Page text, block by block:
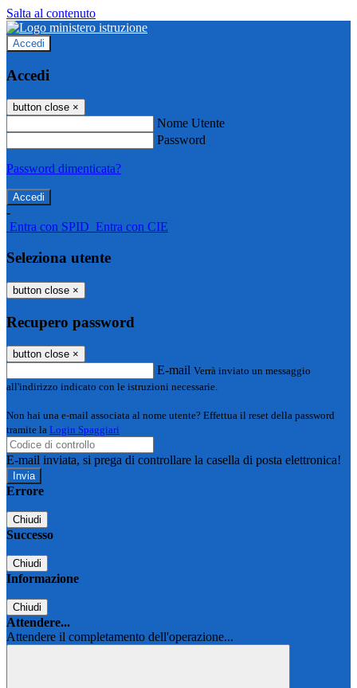
Salta al contenuto
Accedi
Accedi
button close ×
Nome Utente
Password
Password dimenticata?
-
Entra con SPID Entra con CIE
Seleziona utente
button close ×
Recupero password
button close ×
E-mail Verrà inviato un messaggio
all'indirizzo indicato con le istruzioni necessarie.
Non hai una e-mail associata al nome utente? Effettua il reset della password
tramite la Login Spaggiari
E-mail inviata, si prega di controllare la casella di posta elettronica!
Errore
Chiudi
Successo
Chiudi
Informazione
Chiudi
Attendere...
Attendere il completamento dell'operazione...